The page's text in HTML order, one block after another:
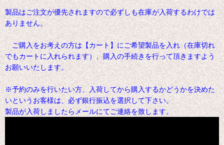
製品はご注文が優先されますので必ずしも在庫が入荷するわけでは
ありません。
ご購入をお考えの方は【カート】にご希望製品を入れ（在庫切れ
でもカートに入れられます）、購入の手続きを行って頂きますよう
お願いいたします。
※予約のみを行いたい方、入荷してから購入するかどうかを決めた
いというお客様は、必ず銀行振込を選択して下さい。
製品が入荷しましたらメールにてご連絡を致します。